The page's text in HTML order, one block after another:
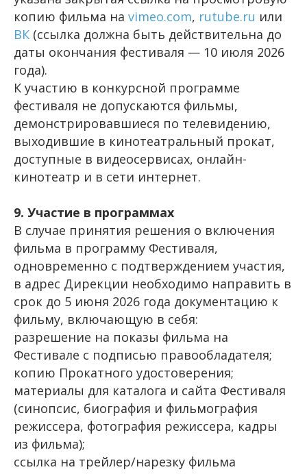
копию фильма на vimeo.com, rutube.ru или
ВК (ссылка должна быть действительна до
даты окончания фестиваля — 10 июля 2026
года).
К участию в конкурсной программе
фестиваля не допускаются фильмы,
демонстрировавшиеся по телевидению,
выходившие в кинотеатральный прокат,
доступные в видеосервисах, онлайн-
кинотеатр и в сети интернет.
9. Участие в программах
В случае принятия решения о включения
фильма в программу Фестиваля,
одновременно с подтверждением участия,
в адрес Дирекции необходимо направить в
срок до 5 июня 2026 года документацию к
фильму, включающую в себя:
разрешение на показы фильма на
Фестивале с подписью правообладателя;
копию Прокатного удостоверения;
материалы для каталога и сайта Фестиваля
(синопсис, биография и фильмография
режиссера, фотография режиссера, кадры
из фильма);
ссылка на трейлер/нарезку фильма